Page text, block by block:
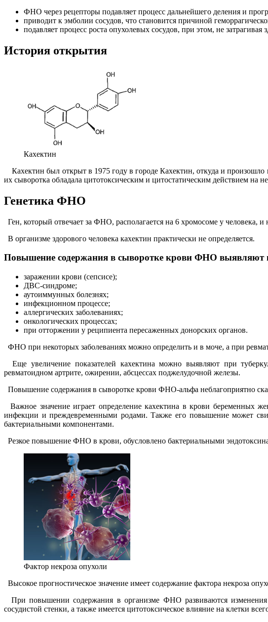
ФНО через рецепторы подавляет процесс дальнейшего деления и
приводит к эмболии сосудов, что становится причиной
подавляет процесс роста опухолевых сосудов, при этом, не затрагивая
История открытия
Кахектин
Кахектин был открыт в 1975 году в городе Кахектин, откуда и
их сыворотка обладала цитотоксическим и цитостатическим действием
Генетика ФНО
Ген, который отвечает за ФНО, располагается на 6 хромосоме у
В организме здорового человека кахектин практически не определяется.
Повышение содержания в сыворотке крови ФНО выявляют
заражении крови (сепсисе);
ДВС-синдроме;
аутоиммунных болезнях;
инфекционном процессе;
аллергических заболеваниях;
онкологических процессах;
при отторжении у реципиента пересаженных донорских органов.
ФНО при некоторых заболеваниях можно определить и в моче, а при
Еще увеличение показателей кахектина можно выявляют при
ревматоидном артрите, ожирении, абсцессах поджелудочной железы.
Повышение содержания в сыворотке крови ФНО-альфа неблагоприятно
Важное значение играет определение кахектина в крови беременных
инфекции и преждевременными родами. Также его повышение может
бактериальными компонентами.
Резкое повышение ФНО в крови, обусловлено бактериальными
Фактор некроза опухоли
Высокое прогностическое значение имеет содержание фактора некроза
При повышении содержания в организме ФНО развиваются изменения
сосудистой стенки, а также имеется цитотоксическое влияние на клетки